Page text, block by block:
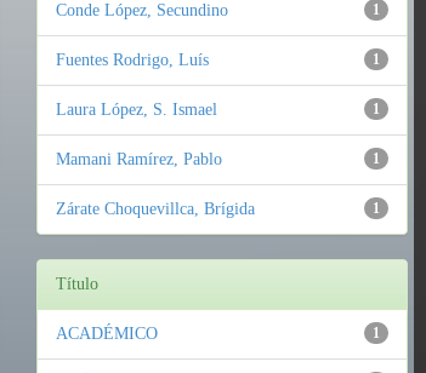
1
Conde López, Secundino
1
Fuentes Rodrigo, Luís
1
Laura López, S. Ismael
1
Mamani Ramírez, Pablo
1
Zárate Choquevillca, Brígida
Título
1
ACADÉMICO